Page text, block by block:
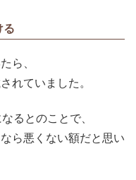
る
ら、
れていました。
るとのことで、
ら悪くない額だと思い